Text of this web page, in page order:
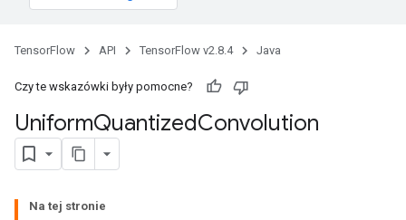
TensorFlow API TensorFlow v2.8.4 Java
Czy te wskazówki były pomocne?
UniformQuantizedConvolution
Na tej stronie